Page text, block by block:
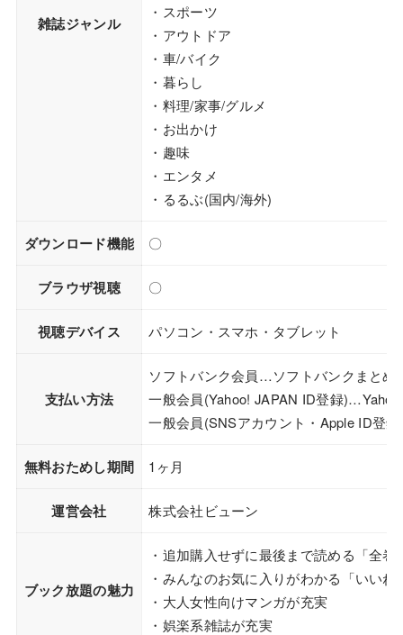
雑誌ジャンル
・スポーツ
・アウトドア
・車/バイク
・暮らし
・料理/家事/グルメ
・お出かけ
・趣味
・エンタメ
・るるぶ(国内/海外)
ダウンロード機能 〇
ブラウザ視聴 〇
視聴デバイス パソコン・スマホ・タブレット
支払い方法
ソフトバンク会員…ソフトバンクまとめ
一般会員(Yahoo! JAPAN ID登録
一般会員(SNSアカウント・Apple ID登
無料おためし期間 1ヶ月
運営会社 株式会社ビューン
ブック放題の魅力
・追加購入せずに最後まで読める「全巻
・みんなのお気に入りがわかる「いいね
・大人女性向けマンガが充実
・娯楽系雑誌が充実